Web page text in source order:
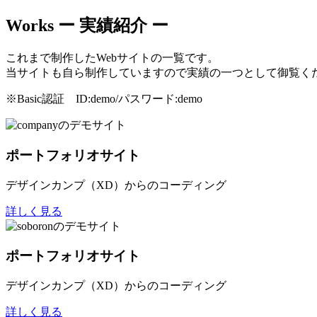
Works ー 実績紹介 ー
これまで制作したWebサイトの一覧です。
当サイトも自ら制作していますので実績の一つとして御覧く
※Basic認証 ID:demo/パスワード:demo
ポートフォリオサイト
デザインカンプ（XD）からのコーディング
詳しく見る
ポートフォリオサイト
デザインカンプ（XD）からのコーディング
詳しく見る